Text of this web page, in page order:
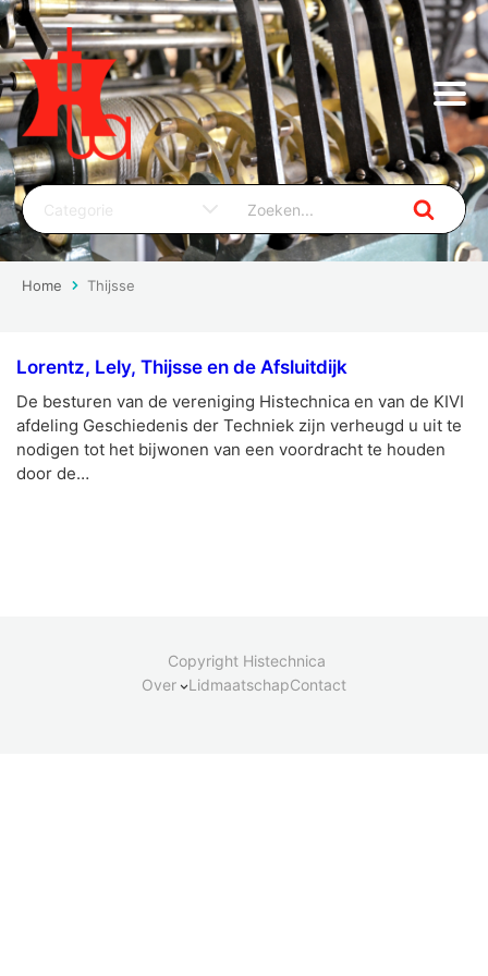
Home Thijsse
Lorentz, Lely, Thijsse en de Afsluitdijk
De besturen van de vereniging Histechnica en van de KIVI
afdeling Geschiedenis der Techniek zijn verheugd u uit te
nodigen tot het bijwonen van een voordracht te houden
door de…
Copyright Histechnica
Over
LidmaatschapContact